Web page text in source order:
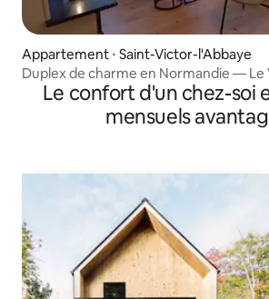
Appartement ⋅ Saint-Victor-l'Abbaye
Duplex de charme en Normandie — Le
Le confort d'un chez-soi
mensuels